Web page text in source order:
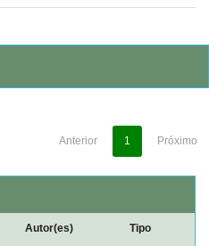
Anterior 1 Próximo
Autor(es) Tipo